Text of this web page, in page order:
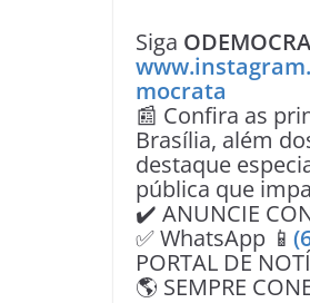
Siga
mocrata
📰 Confira as
Brasília, além
destaque
pública que
✔️ ANUNCIE
✅ WhatsApp 📱
PORTAL DE
🌎 SEMPRE